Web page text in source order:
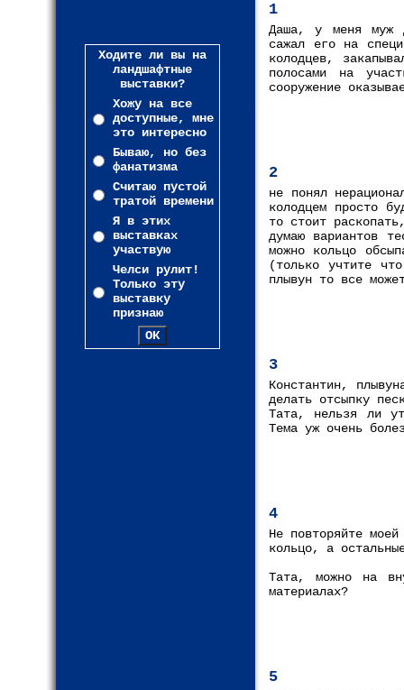
Ходите ли вы на
ландшафтные
выставки?
Хожу на все
доступные, мне
это интересно
Бываю, но без
фанатизма
Считаю пустой
тратой времени
Я в этих
выставках
участвую
Челси рулит!
Только эту
выставку
признаю
1
Даша, у меня муж
сажал его на
колодцев,
полосами на
сооружение
2
не понял
колодцем просто
то стоит
думаю вариантов
можно кольцо
(только учтите
плывун то все
3
Константин,
делать отсыпку
Тата, нельзя ли
Тема уж очень
4
Не повторяйте
кольцо, а
Тата, можно на
материалах?
5